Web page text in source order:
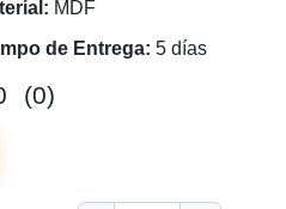
MDF
de Entrega: 5 días
(0)